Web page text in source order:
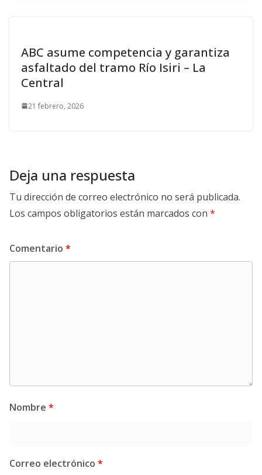
ABC asume competencia y garantiza
asfaltado del tramo Río Isiri – La
Central
21 febrero, 2026
Deja una respuesta
Tu dirección de correo electrónico no será publicada.
Los campos obligatorios están marcados con *
Comentario *
Nombre *
Correo electrónico *